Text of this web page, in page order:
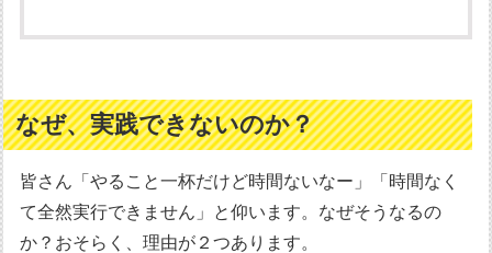
なぜ、実践できないのか？
皆さん「やること一杯だけど時間ないなー」「時間なく
て全然実行できません」と仰います。なぜそうなるの
か？おそらく、理由が２つあります。